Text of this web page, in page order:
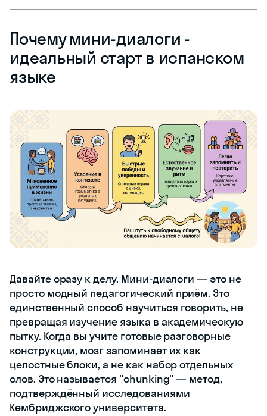
Почему мини-диалоги -
идеальный старт в испанском
языке
Давайте сразу к делу. Мини-диалоги — это не
просто модный педагогический приём. Это
единственный способ научиться говорить, не
превращая изучение языка в академическую
пытку. Когда вы учите готовые разговорные
конструкции, мозг запоминает их как
целостные блоки, а не как набор отдельных
слов. Это называется "chunking" — метод,
подтверждённый исследованиями
Кембриджского университета.